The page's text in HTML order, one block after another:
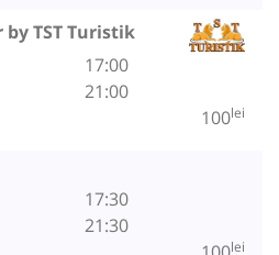
TST Turistik
17:00
21:00
100lei
17:30
21:30
lei